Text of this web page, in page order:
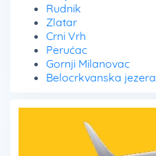
Rudnik
Zlatar
Crni Vrh
Perućac
Gornji Milanovac
Belocrkvanska jezera